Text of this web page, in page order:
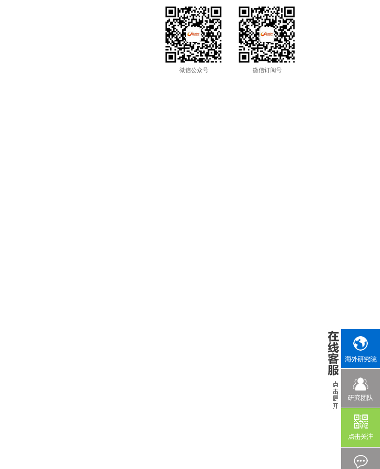
微信公众号 微信订阅号